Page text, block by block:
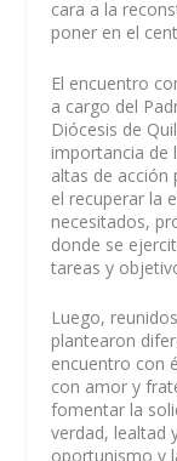
cara a la
poner en el
El encuentro
a cargo del
Diócesis de
importancia de
altas de acción
el recuperar la
necesitados,
donde se
tareas y
Luego,
plantearon
encuentro con
con amor y
fomentar la
verdad, lealtad
oportunismo y